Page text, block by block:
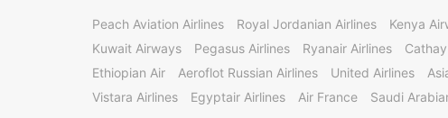
Kenya
Royal Jordanian Airlines
Peach Aviation Airlines
Ryanair Airlines
Pegasus Airlines
Kuwait Airways
United Airlines
Aeroflot Russian Airlines
Ethiopian Air
Saudi
Air France
Egyptair Airlines
Vistara Airlines